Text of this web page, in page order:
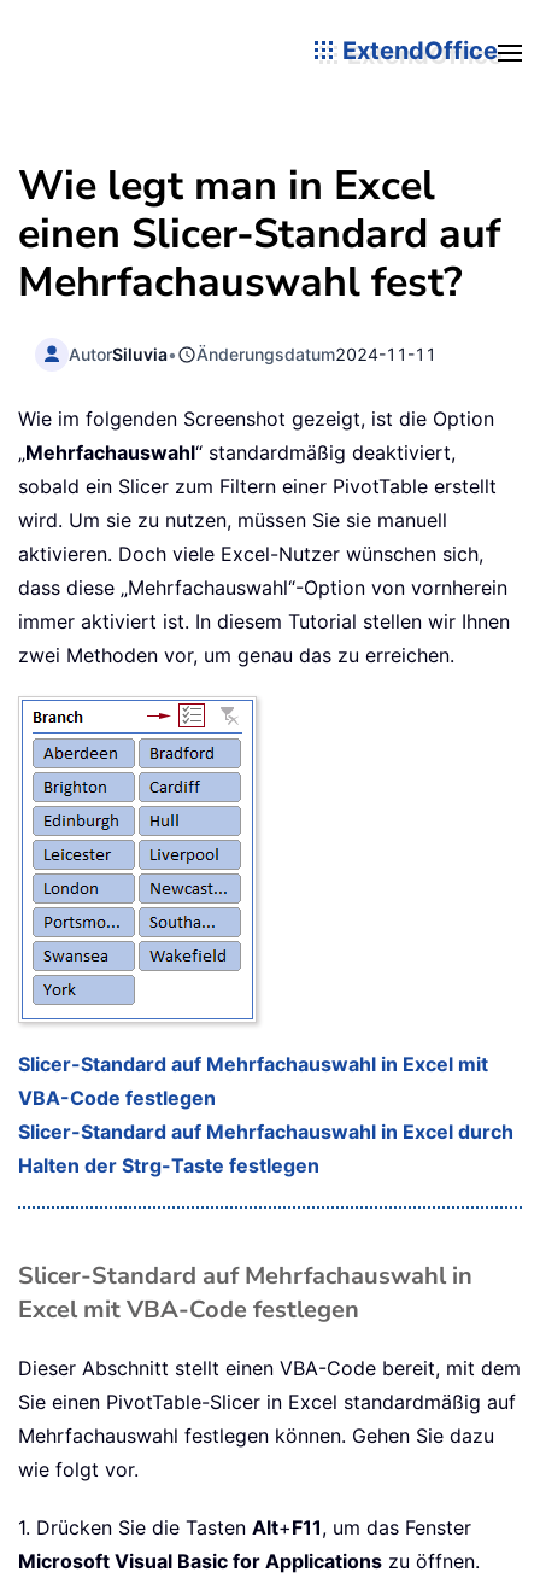
ExtendOffice
Wie legt man in Excel
einen Slicer-Standard auf
Mehrfachauswahl fest?
AutorSiluvia• Änderungsdatum2024-11-11
Wie im folgenden Screenshot gezeigt, ist die Option
„Mehrfachauswahl“ standardmäßig deaktiviert,
sobald ein Slicer zum Filtern einer PivotTable erstellt
wird. Um sie zu nutzen, müssen Sie sie manuell
aktivieren. Doch viele Excel-Nutzer wünschen sich,
dass diese „Mehrfachauswahl“-Option von vornherein
immer aktiviert ist. In diesem Tutorial stellen wir Ihnen
zwei Methoden vor, um genau das zu erreichen.
Slicer-Standard auf Mehrfachauswahl in Excel mit
VBA-Code festlegen
Slicer-Standard auf Mehrfachauswahl in Excel durch
Halten der Strg-Taste festlegen
Slicer-Standard auf Mehrfachauswahl in
Excel mit VBA-Code festlegen
Dieser Abschnitt stellt einen VBA-Code bereit, mit dem
Sie einen PivotTable-Slicer in Excel standardmäßig auf
Mehrfachauswahl festlegen können. Gehen Sie dazu
wie folgt vor.
1. Drücken Sie die Tasten Alt+F11, um das Fenster
Microsoft Visual Basic for Applications zu öffnen.